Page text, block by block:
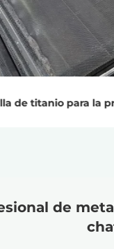
de titanio para la
Obtenga el precio
de